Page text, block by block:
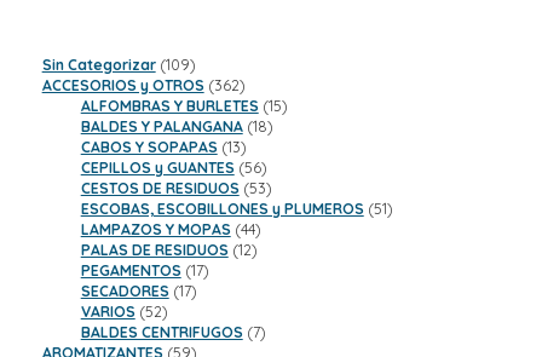
Sin Categorizar 109109
productos
ACCESORIOS y OTROS 362362
productos
ALFOMBRAS Y BURLETES 1515
BALDES Y PALANGANA 1818
CABOS Y SOPAPAS 1313
productos
CEPILLOS y GUANTES 5656
productos
CESTOS DE RESIDUOS 5353
productos
ESCOBAS, ESCOBILLONES y PLUMEROS 5151
LAMPAZOS Y MOPAS 4444
productos
PALAS DE RESIDUOS 1212
PEGAMENTOS 1717
SECADORES 1717
VARIOS 5252
productos
BALDES CENTRIFUGOS 77
AROMATIZANTES 5959